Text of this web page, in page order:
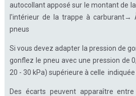
autocollant apposé sur le montant de
l'intérieur de la trappe à carburant→
pneus
Si vous devez adapter la pression de
gonflez le pneu avec une pression de
20 - 30 kPa) supérieure à celle
Des écarts peuvent apparaître